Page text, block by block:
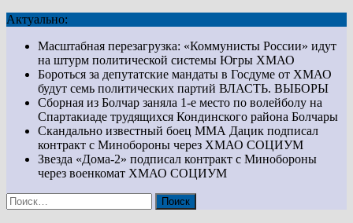
Актуально:
Масштабная перезагрузка: «Коммунисты России» идут
на штурм политической системы Югры ХМАО
Бороться за депутатские мандаты в Госдуме от ХМАО
будут семь политических партий ВЛАСТЬ. ВЫБОРЫ
Сборная из Болчар заняла 1-е место по волейболу на
Спартакиаде трудящихся Кондинского района Болчары
Скандально известный боец ММА Дацик подписал
контракт с Минобороны через ХМАО СОЦИУМ
Звезда «Дома-2» подписал контракт с Минобороны
через военкомат ХМАО СОЦИУМ
Найти: